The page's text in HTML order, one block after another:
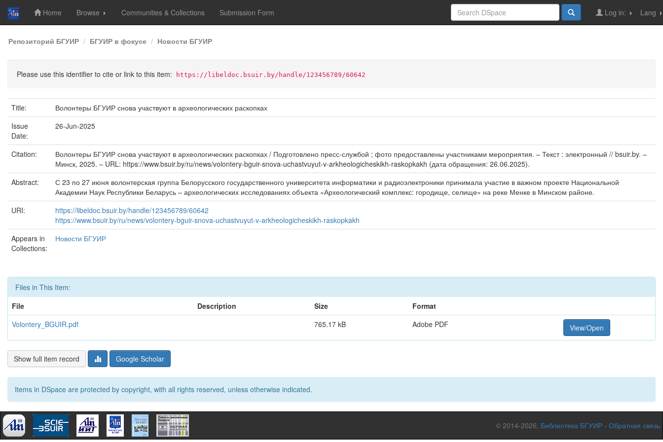
Skip
navigation
Home Browse Communities & Collections Submission Form Lang
Log in:
Репозиторий БГУИР БГУИР в фокусе Новости БГУИР
Please use this identifier to cite or link to this item: https://libeldoc.bsuir.by/handle/123456789/60642
Title:
Волонтеры БГУИР снова участвуют в археологических раскопках
Issue
Date:
26-Jun-2025
Citation:
Волонтеры БГУИР снова участвуют в археологических раскопках / Подготовлено пресс-службой ; фото предоставлены участниками мероприятия. – Текст : электронный // bsuir.by. –
Минск, 2025. – URL: https://www.bsuir.by/ru/news/volontery-bguir-snova-uchastvuyut-v-arkheologicheskikh-raskopkakh (дата обращения: 26.06.2025).
Abstract:
С 23 по 27 июня волонтерская группа Белорусского государственного университета информатики и радиоэлектроники принимала участие в важном проекте Национальной
Академии Наук Республики Беларусь – археологических исследованиях объекта «Археологический комплекс: городище, селище» на реке Менке в Минском районе.
URI:
https://libeldoc.bsuir.by/handle/123456789/60642
https://www.bsuir.by/ru/news/volontery-bguir-snova-uchastvuyut-v-arkheologicheskikh-raskopkakh
Appears in
Collections:
Новости БГУИР
Files in This Item:
File
Description Size
Format
Volontery_BGUIR.pdf
765.17 kB Adobe PDF View/Open
Show full item record Google Scholar
Items in DSpace are protected by copyright, with all rights reserved, unless otherwise indicated.
© 2014-2026, Библиотека БГУИР - Обратная связь